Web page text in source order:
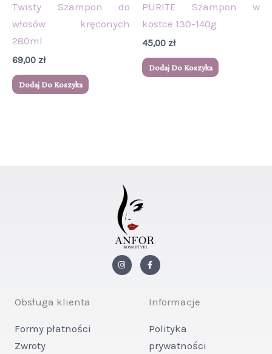
Twisty Szampon do
włosów kręconych
280ml
69,00 zł
Dodaj Do Koszyka
PURITE Szampon w
kostce 130-140g
45,00 zł
Dodaj Do Koszyka
n
s
F
a
c
o
o
f
Obsługa klienta
Formy płatności
Zwroty
Informacje
Polityka
prywatności